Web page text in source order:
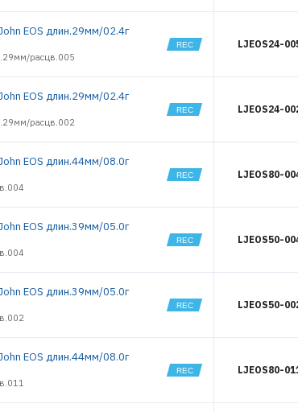
13271
13272
13654
13707
13746
13750
13756
EOS длин.29мм/02.4г
расцв.005
LJEOS24-
EOS длин.29мм/02.4г
расцв.002
LJEOS24-
EOS длин.44мм/08.0г
LJEOS80-
EOS длин.39мм/05.0г
LJEOS50-
EOS длин.39мм/05.0г
LJEOS50-
EOS длин.44мм/08.0г
LJEOS80-